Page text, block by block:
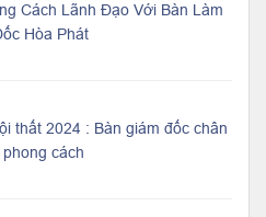
Cách Lãnh Đạo Với Bàn Làm
Hòa Phát
thất 2024 : Bàn giám đốc chân
cách